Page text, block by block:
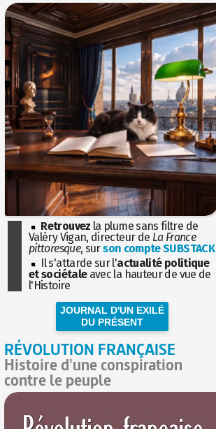
Retrouvez la plume sans filtre de
Valéry Vigan, directeur de La France
pittoresque, surson compte SUBSTACK
Il s'attarde sur l'actualité politique
et sociétaleavec la hauteur de vue de
l'Histoire
JOURNAL D'UN EXILÉ
DU PRÉSENT
RÉVOLUTION FRANÇAISE
Histoire d'une conspiration
contre le peuple